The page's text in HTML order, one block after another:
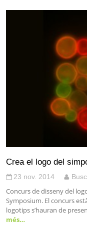
Crea el logo del
23 nov. 2014
Concurs de disseny del
Symposium. El concurs
logotips s’hauran de
més…